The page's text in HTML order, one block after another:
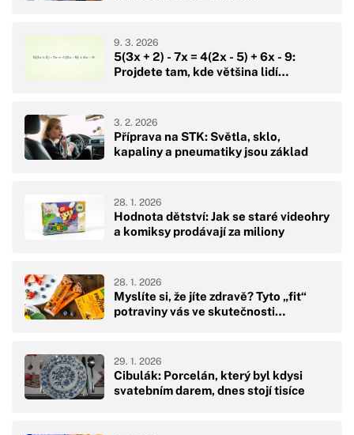
5(3x + 2) - 7x = 4(2x - 5) + 6x - 9:
Projdete tam, kde většina lidí…
9. 3. 2026
Příprava na STK: Světla, sklo,
kapaliny a pneumatiky jsou základ
3. 2. 2026
Hodnota dětství: Jak se staré videohry
a komiksy prodávají za miliony
28. 1. 2026
Myslíte si, že jíte zdravě? Tyto „fit“
potraviny vás ve skutečnosti…
28. 1. 2026
Cibulák: Porcelán, který byl kdysi
svatebním darem, dnes stojí tisíce
29. 1. 2026